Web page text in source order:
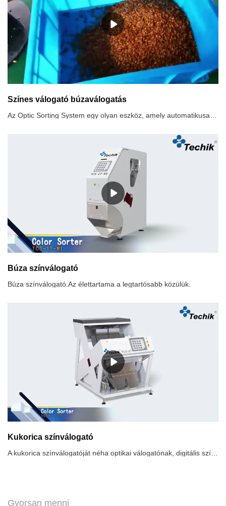
Színes válogató búzaválogatás
Búza színválogató
Búza színválogató.Az élettartama a legtartósabb közülük.
Kukorica színválogató
Gyorsan menni